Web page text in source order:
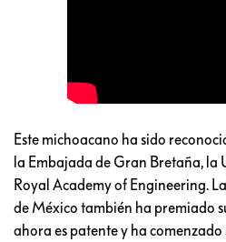
Este michoacano ha sido
la Embajada de Gran Bretaña, la
Royal Academy of Engineering.
de México también ha premiado
ahora es patente y ha